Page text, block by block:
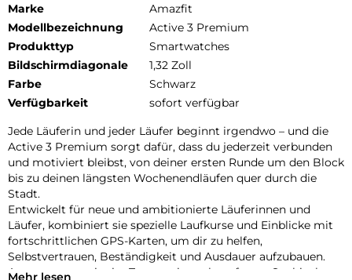
Marke
Amazfit
Modellbezeichnung
Active 3 Premium
Produkttyp
Smartwatches
Bildschirmdiagonale
1,32 Zoll
Farbe
Schwarz
Verfügbarkeit
sofort verfügbar
Jede Läuferin und jeder Läufer beginnt irgendwo – und die
Active 3 Premium sorgt dafür, dass du jederzeit verbunden
und motiviert bleibst, von deiner ersten Runde um den Block
bis zu deinen längsten Wochenendläufen quer durch die
Stadt.
Entwickelt für neue und ambitionierte Läuferinnen und
Läufer, kombiniert sie spezielle Laufkurse und Einblicke mit
fortschrittlichen GPS-Karten, um dir zu helfen,
Selbstvertrauen, Beständigkeit und Ausdauer aufzubauen.
Ausgestattet mit vier Tasten, einem kratzfesten Saphirglas-
Mehr lesen